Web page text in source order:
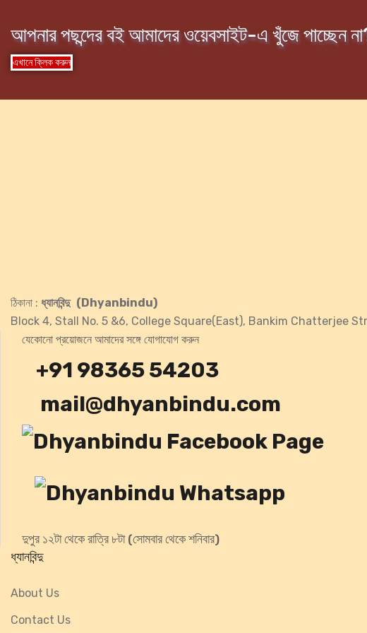
আপনার পছন্দের বই আমাদের ওয়েবসাইট-এ খুঁজে পাচ্ছেন
এখানে ক্লিক করুন
ঠিকানা : ধ্যানবিন্দু (Dhyanbindu)
Block 4, Stall No. 5 &6, College Square(East), Bankim Chatterjee
যেকোনো প্রয়োজনে আমাদের সঙ্গে যোগাযোগ করুন
+91 98365 54203
mail@dhyanbindu.com
দুপুর ১২টা থেকে রাত্রি ৮টা (সোমবার থেকে শনিবার)
ধ্যানবিন্দু
About Us
Contact Us